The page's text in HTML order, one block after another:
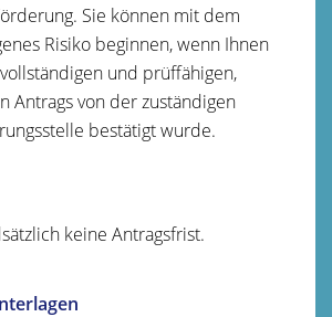
Sie können mit dem
Risiko beginnen, wenn Ihnen
und prüffähigen,
Antrags von der zuständigen
bestätigt wurde.
keine Antragsfrist.